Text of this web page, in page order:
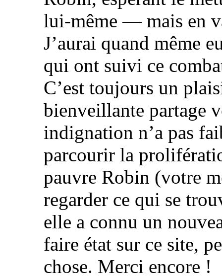
lui-même — mais en
J’aurai quand même
qui ont suivi ce
C’est toujours un
bienveillante partage
indignation n’a pas
parcourir la
pauvre Robin (votre
regarder ce qui se
elle a connu un
faire état sur ce site,
chose. Merci encore !